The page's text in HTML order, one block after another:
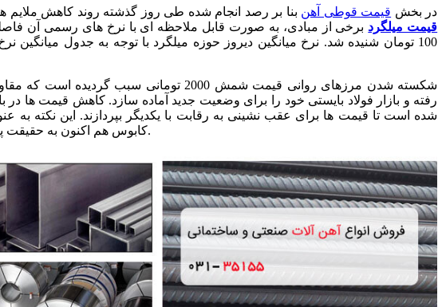
در بخش قیمت قوطی آهن بنا بر رصد انجام شده طی روز گذشته روند کاهش ملایم
قیمت میلگرد
شکسته شدن مرزهای روانی قیمت شمش 2000
رفته و بازار فولاد بایستی خود را برای وضعیت جدید آماده سازد. کاهش قیمت ها
شده است تا قیمت ها برای عقب نشینی به رقابت با یکدیگر بپردازند. این نکته به
کابوس هم اکنون به حقیقت پیوسته و کاهش جدی تر قیمت شمش را سبب گشته است.